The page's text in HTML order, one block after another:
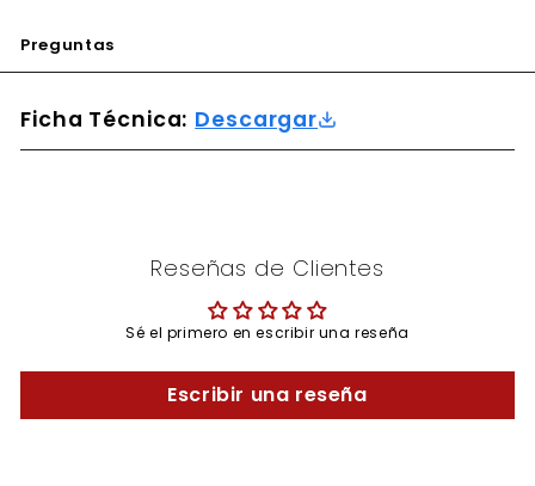
Preguntas
Ficha Técnica: Descargar
Reseñas de Clientes
Sé el primero en escribir una reseña
Escribir una reseña